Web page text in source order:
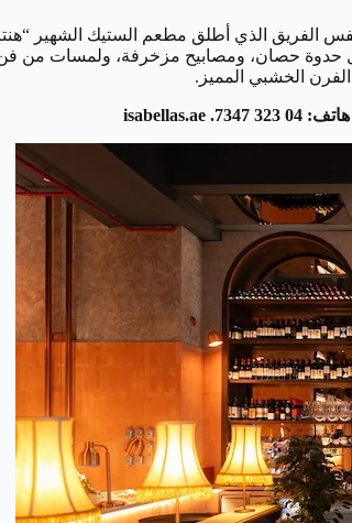
نفس الفريق الذي أطلق مطعم الستيك الشهير
حصان، ومصابيح مزخرفة، ولمسات من فن